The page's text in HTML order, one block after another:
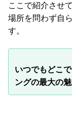
ここで紹介させ
場所を問わず自
す。
いつでもどこ
ングの最大の魅